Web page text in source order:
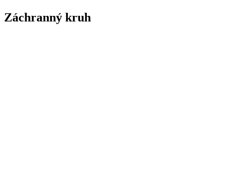
Záchranný kruh